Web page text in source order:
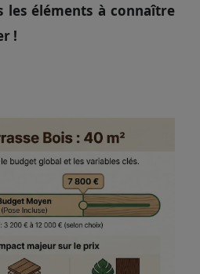
les éléments à connaître
!